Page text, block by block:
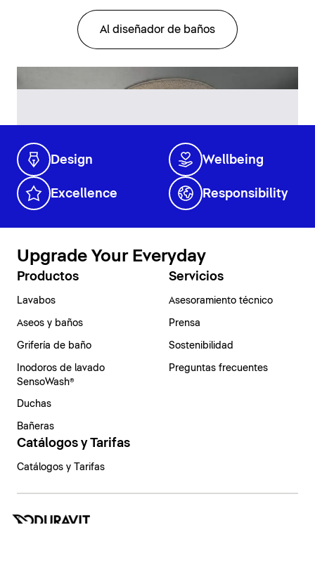
Al diseñador de baños
Design Wellbeing
Excellence Responsibility
Upgrade Your Everyday
Productos
Lavabos
Aseos y baños
Grifería de baño
Inodoros de lavado
SensoWash®
Duchas
Bañeras
Servicios
Asesoramiento técnico
Prensa
Sostenibilidad
Preguntas frecuentes
Catálogos y Tarifas
Catálogos y Tarifas